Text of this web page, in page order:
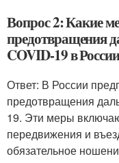
Вопрос 2: Какие
предотвращения
COVID-19 в
Ответ: В России
предотвращения
19. Эти меры
передвижения и
обязательное